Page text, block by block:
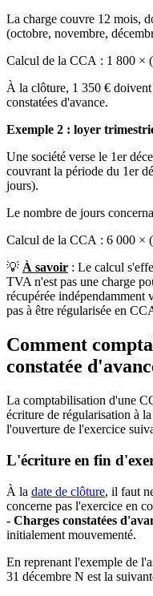
La charge couvre 12 mois,
(octobre, novembre,
Calcul de la CCA : 1 800 ×
À la clôture, 1 350 €
constatées d'avance.
Exemple 2 : loyer
Une société verse le 1er
couvrant la période du 1er
jours).
Le nombre de jours
Calcul de la CCA : 6 000 ×
💡 À savoir : Le calcul
TVA n'est pas une charge
récupérée
pas à être régularisée en
Comment
constatée
La comptabilisation d'une
écriture de régularisation à
l'ouverture de l'exercice
L'écriture en fin
À la date de clôture, il faut
concerne pas l'exercice en
- Charges constatées
initialement mouvementé.
En reprenant l'exemple de
31 décembre N est la